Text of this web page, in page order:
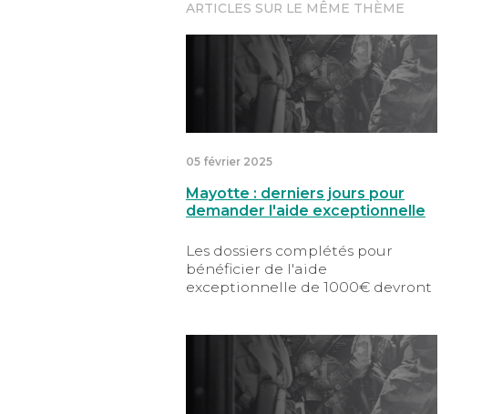
ARTICLES SUR LE MÊME THÈME
Mayotte : derniers jours pour demander
05 février 2025
Mayotte : derniers jours pour
demander l'aide exceptionnelle
Les dossiers complétés pour
bénéficier de l'aide
exceptionnelle de 1000€ devront
Cyclone Chido : un dispositif de